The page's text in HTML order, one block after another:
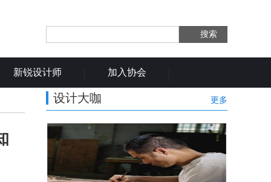
搜索
新锐设计师 加入协会
设计大咖 更多